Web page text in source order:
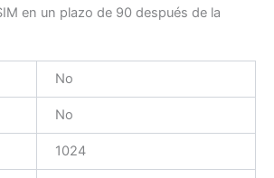
en un plazo de 90 después de la
No
No
1024